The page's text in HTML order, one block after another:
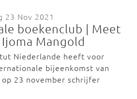
23 Nov 2021
boekenclub | Meet
Mangold
Niederlande heeft voor
bijeenkomst van
23 november schrijfer